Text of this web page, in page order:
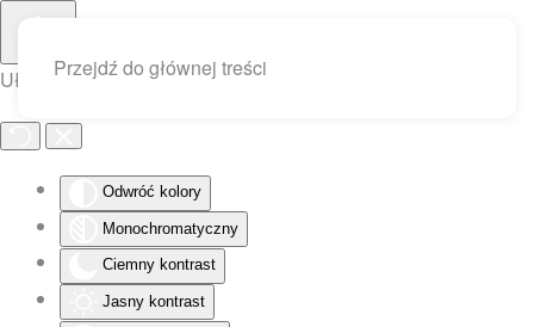
Ułatwienia dostępu
Odwróć kolory
Monochromatyczny
Ciemny kontrast
Jasny kontrast
Przejdź do głównej treści